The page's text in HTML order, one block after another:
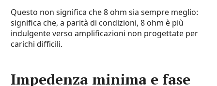
Questo non significa che 8 ohm sia sempre meglio:
significa che, a parità di condizioni, 8 ohm è più
indulgente verso amplificazioni non progettate per
carichi difficili.
Impedenza minima e fase